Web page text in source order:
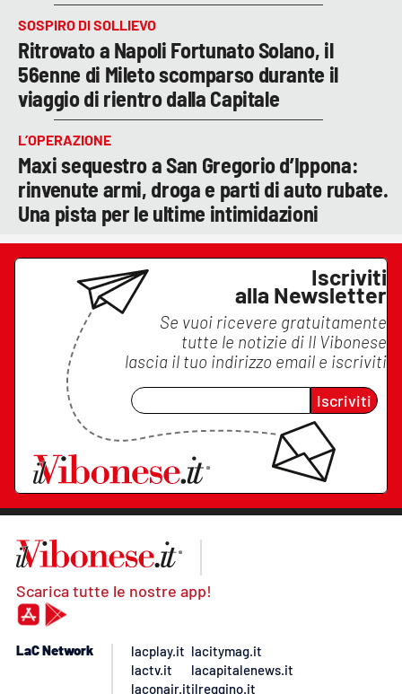
SOSPIRO DI SOLLIEVO
Ritrovato a Napoli Fortunato Solano, il
56enne di Mileto scomparso durante il
viaggio di rientro dalla Capitale
L’OPERAZIONE
Maxi sequestro a San Gregorio d’Ippona:
rinvenute armi, droga e parti di auto rubate.
Una pista per le ultime intimidazioni
Iscriviti
alla Newsletter
Se vuoi ricevere gratuitamente
tutte le notizie di Il Vibonese
lascia il tuo indirizzo email e iscriviti
Iscriviti
Scarica tutte le nostre app!
LaC Network
lacplay.it
lactv.it
laconair.it
lacitymag.it
lacapitalenews.it
ilreggino.it